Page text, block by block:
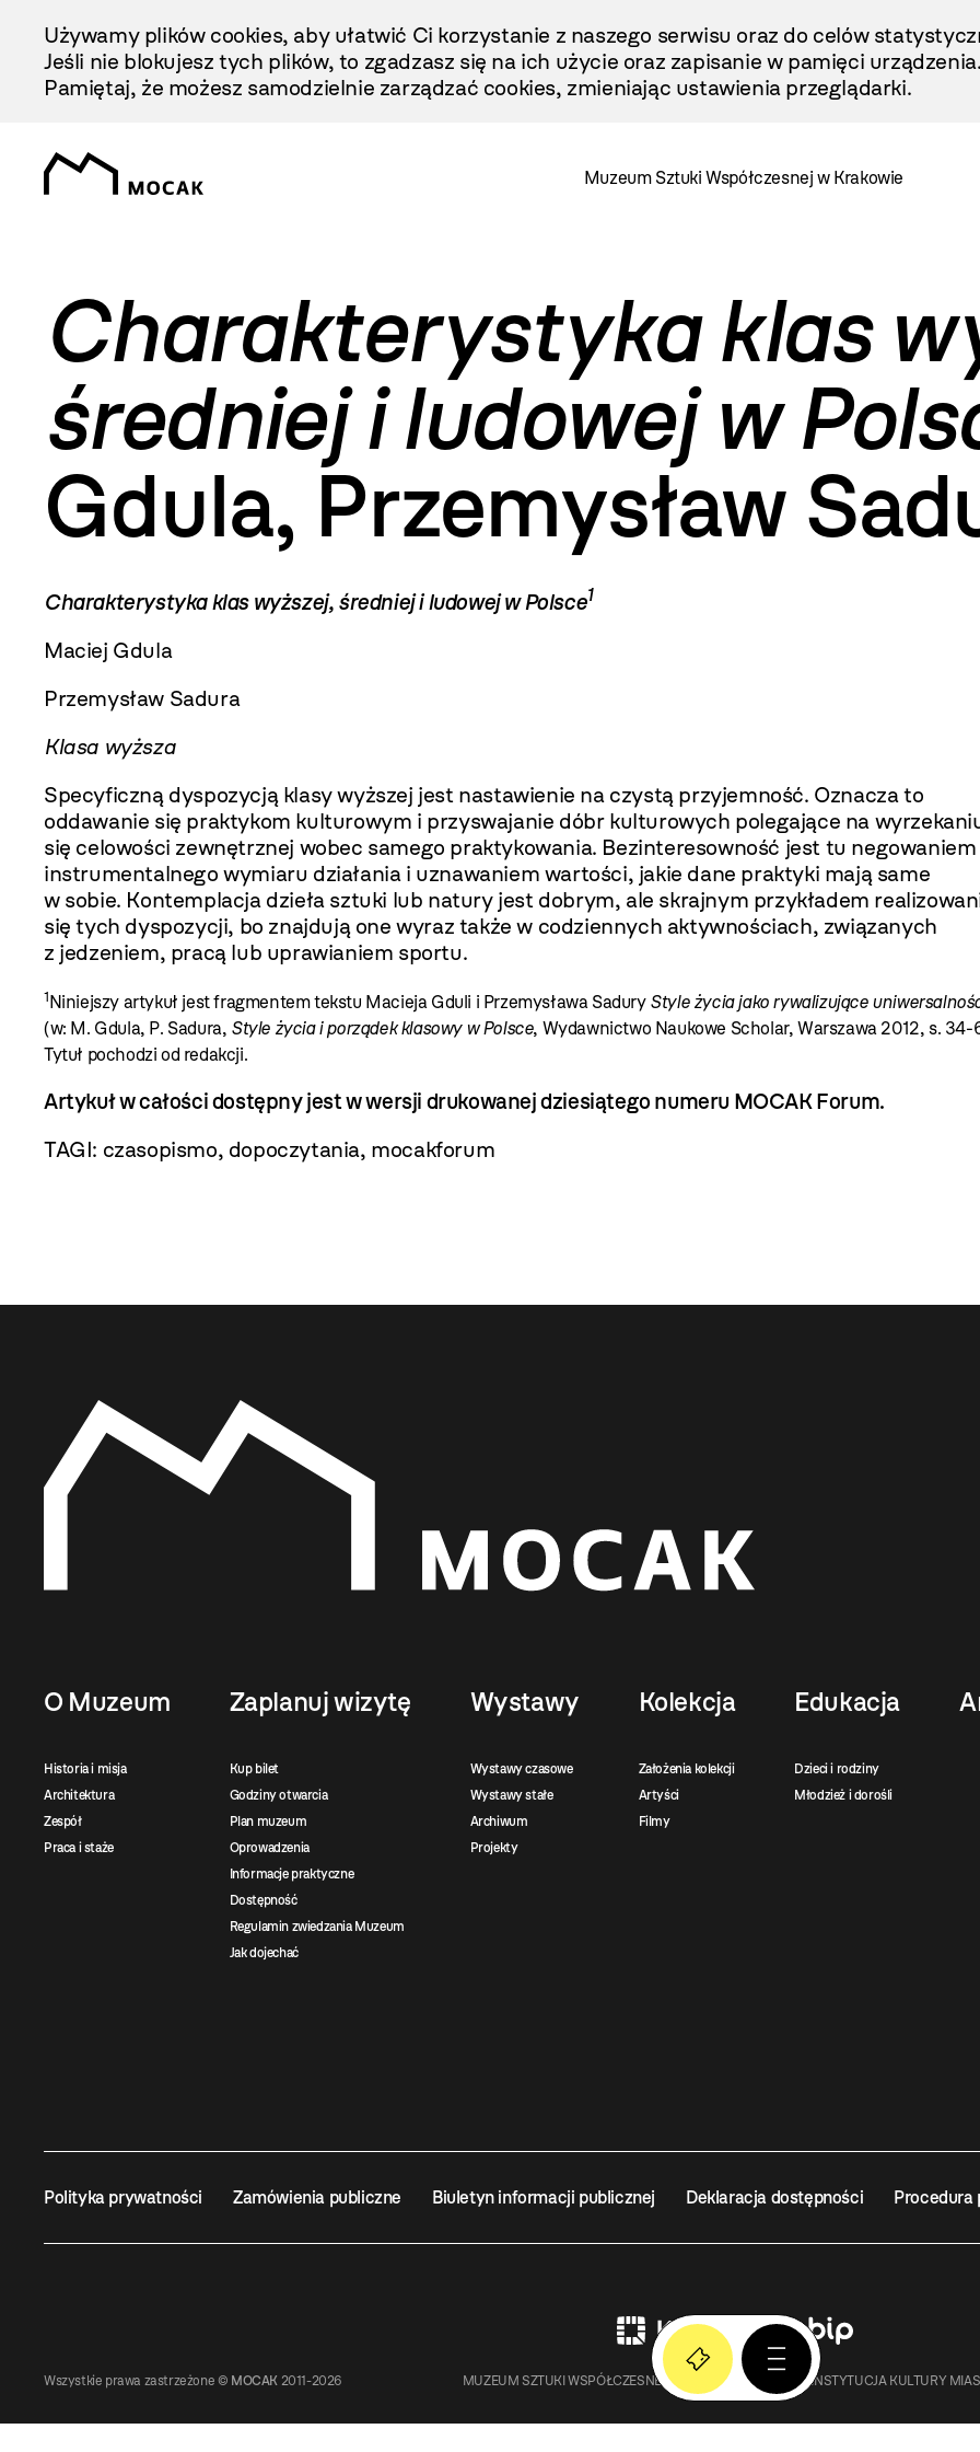
Treści
Używamy plików cookies, aby ułatwić Ci korzystanie z naszego serwisu oraz do celów
Jeśli nie blokujesz tych plików, to zgadzasz się na ich użycie oraz zapisanie w pamięci urządzenia.
Pamiętaj, że możesz samodzielnie zarządzać cookies, zmieniając ustawienia przeglądarki.
Muzeum Sztuki Współczesnej w Krakowie
Charakterystyka klas
średniej i ludowej w
Gdula, Przemysław
Charakterystyka klas wyższej, średniej i ludowej w Polsce1
Maciej Gdula
Przemysław Sadura
Klasa wyższa
Specyficzną dyspozycją klasy wyższej jest nastawienie na czystą przyjemność. Oznacza to
oddawanie się praktykom kulturowym i przyswajanie dóbr kulturowych polegające na
się celowości zewnętrznej wobec samego praktykowania. Bezinteresowność jest tu negowaniem
instrumentalnego wymiaru działania i uznawaniem wartości, jakie dane praktyki mają same
w sobie. Kontemplacja dzieła sztuki lub natury jest dobrym, ale skrajnym przykładem
się tych dyspozycji, bo znajdują one wyraz także w codziennych aktywnościach, związanych
z jedzeniem, pracą lub uprawianiem sportu.
1Niniejszy artykuł jest fragmentem tekstu Macieja Gduli i Przemysława Sadury Style życia jako rywalizujące
(w: M. Gdula, P. Sadura, Style życia i porządek klasowy w Polsce, Wydawnictwo Naukowe Scholar, Warszawa 2012, s. 34-
Tytuł pochodzi od redakcji.
Artykuł w całości dostępny jest w wersji drukowanej dziesiątego numeru MOCAK Forum.
TAGI: czasopismo, dopoczytania, mocakforum
O Muzeum
Historia i misja
Architektura
Zespół
Praca i staże
Zaplanuj wizytę
Kup bilet
Godziny otwarcia
Plan muzeum
Oprowadzenia
Informacje praktyczne
Dostępność
Regulamin zwiedzania Muzeum
Jak dojechać
Wystawy
Wystawy czasowe
Wystawy stałe
Archiwum
Projekty
Kolekcja
Założenia kolekcji
Artyści
Filmy
Edukacja
Dzieci i rodziny
Młodzież i dorośli
Polityka prywatności Zamówienia publiczne Biuletyn informacji publicznej Deklaracja dostępności Procedura
Wszystkie prawa zastrzeżone © MOCAK 2011-2026 MUZEUM SZTUKI WSPÓŁCZESNEJ W KRAKOWIE MOCAK – INSTYTUCJA KULTURY